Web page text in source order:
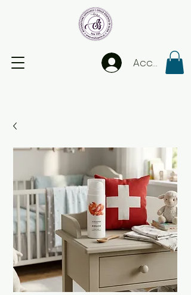
Accedi